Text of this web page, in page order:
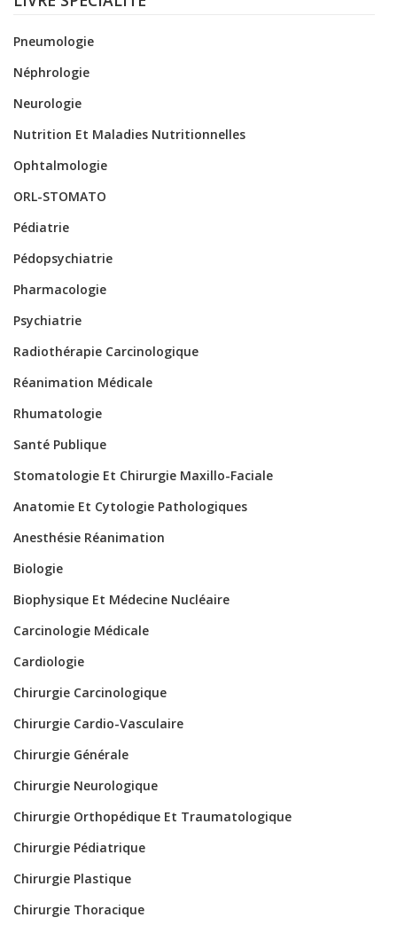
Pneumologie
Néphrologie
Neurologie
Nutrition Et Maladies Nutritionnelles
Ophtalmologie
ORL-STOMATO
Pédiatrie
Pédopsychiatrie
Pharmacologie
Psychiatrie
Radiothérapie Carcinologique
Réanimation Médicale
Rhumatologie
Santé Publique
Stomatologie Et Chirurgie Maxillo-Faciale
Anatomie Et Cytologie Pathologiques
Anesthésie Réanimation
Biologie
Biophysique Et Médecine Nucléaire
Carcinologie Médicale
Cardiologie
Chirurgie Carcinologique
Chirurgie Cardio-Vasculaire
Chirurgie Générale
Chirurgie Neurologique
Chirurgie Orthopédique Et Traumatologique
Chirurgie Pédiatrique
Chirurgie Plastique
Chirurgie Thoracique